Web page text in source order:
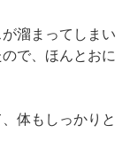
溜まってしまい
で、ほんとおに
体もしっかりと